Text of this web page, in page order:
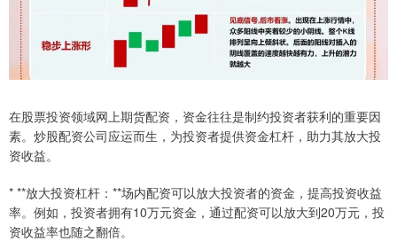
在股票投资领域网上期货配资，资金往往是制约投资者获利的重要因
素。炒股配资公司应运而生，为投资者提供资金杠杆，助力其放大投
资收益。
* **放大投资杠杆：**场内配资可以放大投资者的资金，提高投资收益
率。例如，投资者拥有10万元资金，通过配资可以放大到20万元，投
资收益率也随之翻倍。